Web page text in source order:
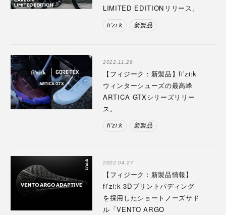
LIMITED EDITIONリリース。
fi'zi:k 新製品
2022.11.29
【フィジーク：新製品】fi’zi:k
ウィンターシューズの最高峰
ARTICA GTXシリーズリリー
ス。
fi'zi:k 新製品
2022.04.27
【フィジーク：新製品情報】
fi’zi:k 3Dプリントパディング
を採用したショートノーズサド
ル「VENTO ARGO